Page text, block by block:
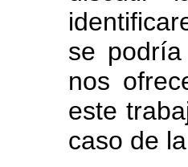
se
nos
este
caso de